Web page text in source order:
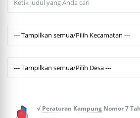
√Peraturan Kampung Nomor 7